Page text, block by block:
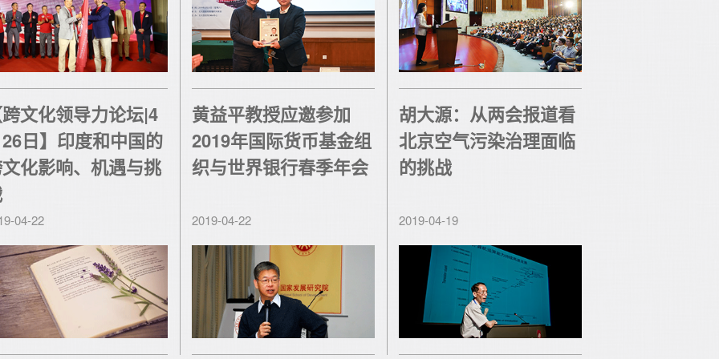
文化领导力论坛|4
日】印度和中国的
化影响、机遇与挑
04-22
黄益平教授应邀参加
2019年国际货币基金组
织与世界银行春季年会
2019-04-22
胡大源：从两会报道看
北京空气污染治理面临
的挑战
2019-04-19